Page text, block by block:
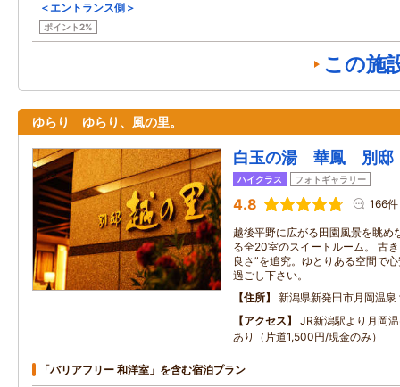
＜エントランス側＞
ポイント2%
この施
ゆらり ゆらり、風の里。
白玉の湯 華鳳 別
ハイクラス フォトギャラリー
4.8 166件
越後平野に広がる田園風景を眺め
る全20室のスイートルーム。 古
良さ”を追究。ゆとりある空間で
過ごし下さい。
住所
新潟県新発田市月岡温泉
アクセス
JR新潟駅より月岡
あり（片道1,500円/現金のみ）
「バリアフリー 和洋室」を含む宿泊プラン